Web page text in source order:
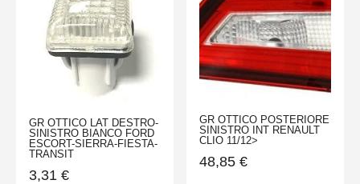
GR OTTICO LAT DESTRO-
SINISTRO BIANCO FORD
ESCORT-SIERRA-FIESTA-
TRANSIT
3,31 €
GR OTTICO POSTERIORE
SINISTRO INT RENAULT
CLIO 11/12>
48,85 €